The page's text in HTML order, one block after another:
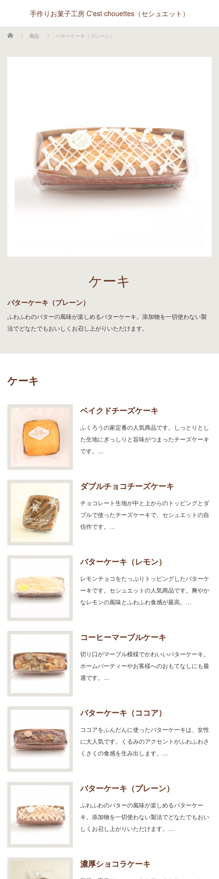
手作りお菓子工房 C'est chouettes（セシュエット）
ホーム 商品 バターケーキ（プレーン）
ケーキ
バターケーキ（プレーン）
ふわふわのバターの風味が楽しめるバターケーキ。添加物を一切使わない製
法でどなたでもおいしくお召し上がりいただけます。
ケーキ
ベイクドチーズケーキ
ふくろうの家定番の人気商品です。しっとりとし
た生地にぎっしりと旨味がつまったチーズケーキ
です。…
ダブルチョコチーズケーキ
チョコレート生地が中と上からのトッピングとダ
ブルで使ったチーズケーキで、セシュエットの自
信作です。…
バターケーキ（レモン）
レモンチョコをたっぷりトッピングしたバターケ
ーキです。セシュエットの人気商品です。爽やか
なレモンの風味とふわふわ食感が最高。…
コーヒーマーブルケーキ
切り口がマーブル模様でかわいいバターケーキ。
ホームパーティーやお客様へのおもてなしにも最
適です。…
バターケーキ（ココア）
ココアをふんだんに使ったバターケーキは、女性
に大人気です。くるみのアクセントがふわふわさ
くさくの食感を生み出します。…
バターケーキ（プレーン）
ふわふわのバターの風味が楽しめるバターケー
キ。添加物を一切使わない製法でどなたでもおい
しくお召し上がりいただけます。…
濃厚ショコラケーキ